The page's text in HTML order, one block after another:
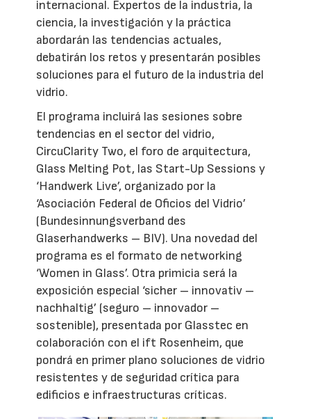
internacional. Expertos de la industria, la
ciencia, la investigación y la práctica
abordarán las tendencias actuales,
debatirán los retos y presentarán posibles
soluciones para el futuro de la industria del
vidrio.
El programa incluirá las sesiones sobre
tendencias en el sector del vidrio,
CircuClarity Two, el foro de arquitectura,
Glass Melting Pot, las Start-Up Sessions y
‘Handwerk Live’, organizado por la
‘Asociación Federal de Oficios del Vidrio’
(Bundesinnungsverband des
Glaserhandwerks – BIV). Una novedad del
programa es el formato de networking
‘Women in Glass’. Otra primicia será la
exposición especial ‘sicher – innovativ –
nachhaltig’ (seguro – innovador –
sostenible), presentada por Glasstec en
colaboración con el ift Rosenheim, que
pondrá en primer plano soluciones de vidrio
resistentes y de seguridad crítica para
edificios e infraestructuras críticas.